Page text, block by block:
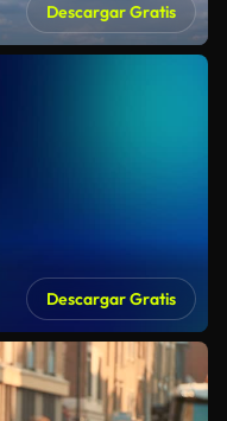
Descargar Gratis
Descargar Gratis